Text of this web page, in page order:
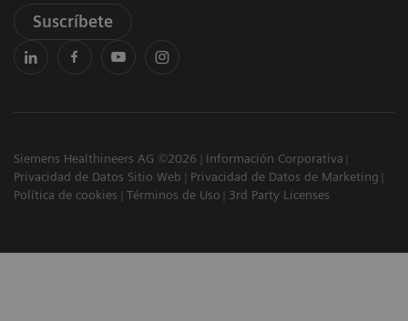
Suscríbete
Siemens Healthineers AG ©2026
Información Corporativa
Privacidad de Datos Sitio Web
Privacidad de Datos de Marketing
Política de cookies
Términos de Uso 3rd Party Licenses